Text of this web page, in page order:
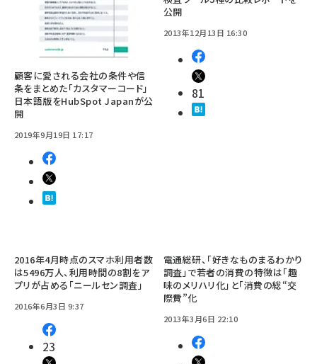
顧客に愛される会社の条件や信
条をまとめた「カスタマーコード」
日本語版をHubSpot Japanが公
開
2019年9月19日 17:17
公開
2013年12月13日 16:30
81
2016年4月時点のスマホ利用者数
は5496万人、利用時間の8割をア
プリが占める「ニールセン調査」
2016年6月3日 9:37
23
電通総研、「好きなものまるわかり
調査」で若者の消費の特徴は「趣
味のメリハリ化」と「消費の総“交
際費”化
2013年3月6日 22:10